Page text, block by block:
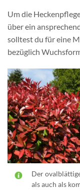
Um die
über ein
solltest du für eine
bezüglich
Der
als auch als